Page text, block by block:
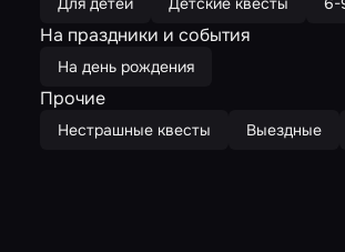
На праздники и события
На день рождения
Прочие
Нестрашные квесты Выездные